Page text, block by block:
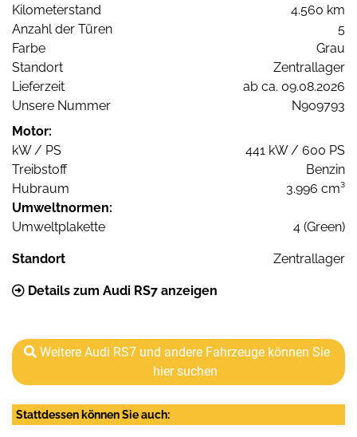
Kilometerstand
4.560 km
Anzahl der Türen
5
Farbe
Grau
Standort
Zentrallager
Lieferzeit
ab ca. 09.08.2026
Unsere Nummer
N909793
Motor:
kW / PS
441 kW / 600 PS
Treibstoff
Benzin
Hubraum
3.996 cm³
Umweltnormen:
Umweltplakette
4 (Green)
Standort Zentrallager
Details zum Audi RS7 anzeigen
Weitere Audi RS7 und andere Fahrzeuge können Sie
hier suchen
Stattdessen können Sie auch: